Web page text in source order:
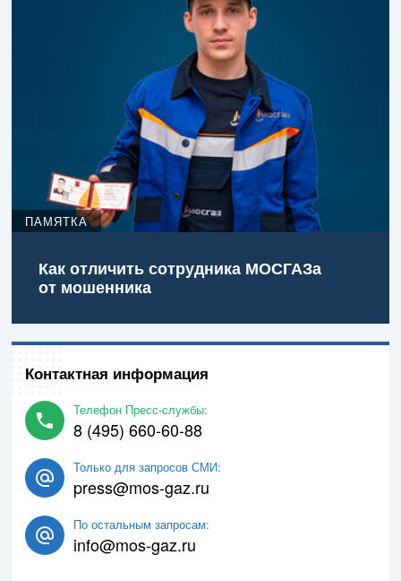
ПАМЯТКА
Как отличить сотрудника МОСГАЗа
от мошенника
Контактная информация
Телефон Пресс-службы:
8 (495) 660-60-88
Только для запросов СМИ:
press@mos-gaz.ru
По остальным запросам:
info@mos-gaz.ru